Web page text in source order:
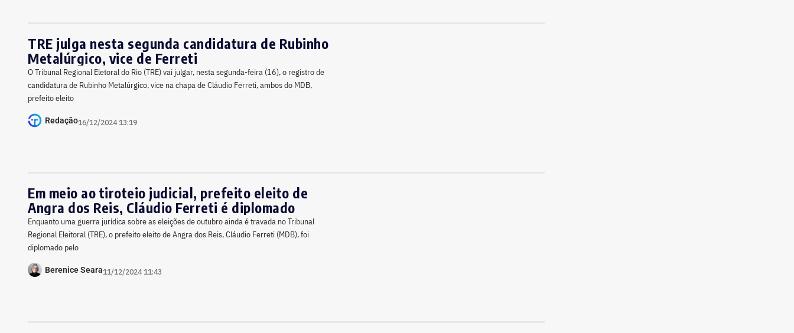
TRE julga nesta segunda candidatura de Rubinho
Metalúrgico, vice de Ferreti
O Tribunal Regional Eletoral do Rio (TRE) vai julgar, nesta segunda-feira (16), o registro de
candidatura de Rubinho Metalúrgico, vice na chapa de Cláudio Ferreti, ambos do MDB,
prefeito eleito
Redação16/12/2024 13:19
Em meio ao tiroteio judicial, prefeito eleito de
Angra dos Reis, Cláudio Ferreti é diplomado
Enquanto uma guerra jurídica sobre as eleições de outubro ainda é travada no Tribunal
Regional Eleitoral (TRE), o prefeito eleito de Angra dos Reis, Cláudio Ferreti (MDB), foi
diplomado pelo
Berenice Seara11/12/2024 11:43